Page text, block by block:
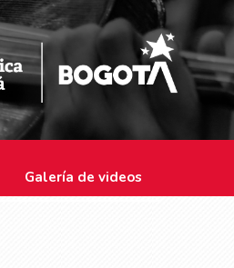
Galería de videos